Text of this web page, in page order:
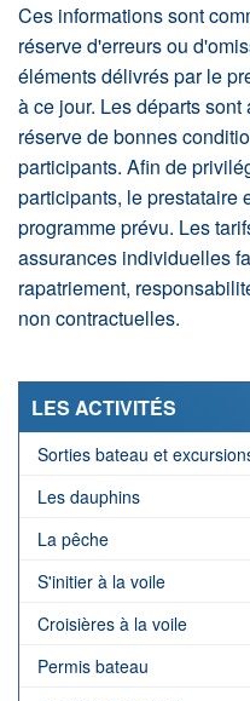
Ces informations sont
réserve d'erreurs ou
éléments délivrés par le
à ce jour. Les départs
réserve de bonnes
participants. Afin de
participants, le prestataire
programme prévu. Les
assurances individuelles
rapatriement,
non contractuelles.
LES ACTIVITÉS
Sorties bateau et
Les dauphins
La pêche
S'initier à la voile
Croisières à la voile
Permis bateau